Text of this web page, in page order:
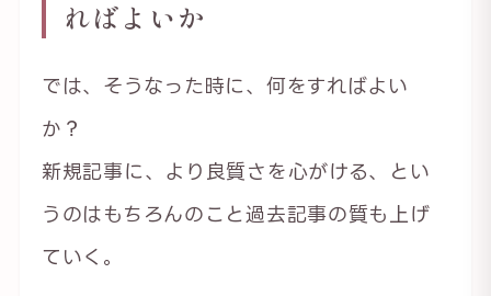
ればよいか
では、そうなった時に、何をすればよい
か？
新規記事に、より良質さを心がける、とい
うのはもちろんのこと過去記事の質も上げ
ていく。